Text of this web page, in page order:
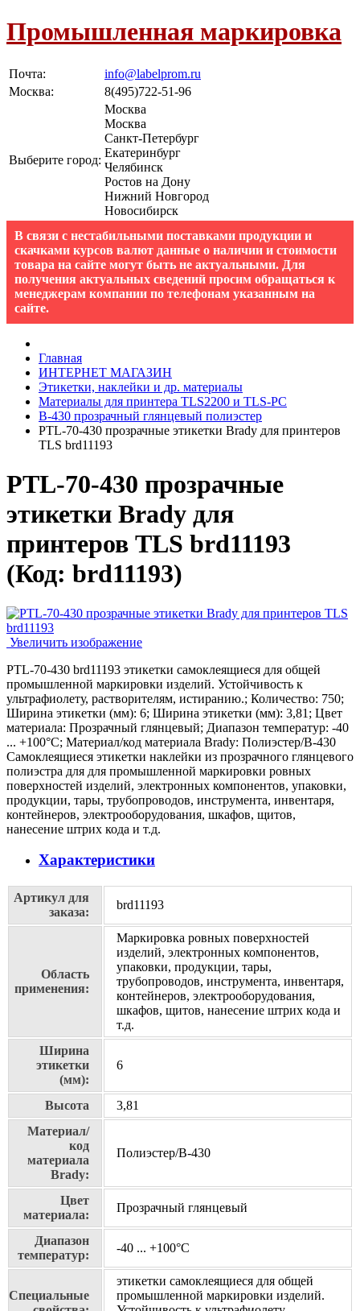
Промышленная маркировка
Почта:
info@labelprom.ru
Москва: 8(495)722-51-96
Выберите город:
Москва
Москва
Санкт-Петербург
Екатеринбург
Челябинск
Ростов на Дону
Нижний Новгород
Новосибирск
В связи с нестабильными поставками продукции и
скачками курсов валют данные о наличии и стоимости
товара на сайте могут быть не актуальными. Для
получения актуальных сведений просим обращаться к
менеджерам компании по телефонам указанным на
сайте.
Главная
ИНТЕРНЕТ МАГАЗИН
Этикетки, наклейки и др. материалы
Материалы для принтера TLS2200 и TLS-PC
B-430 прозрачный глянцевый полиэстер
PTL-70-430 прозрачные этикетки Brady для принтеров
TLS brd11193
PTL-70-430 прозрачные
этикетки Brady для
принтеров TLS brd11193
(Код: brd11193)
Увеличить изображение
PTL-70-430 brd11193 этикетки самоклеящиеся для общей
промышленной маркировки изделий. Устойчивость к
ультрафиолету, растворителям, истиранию.; Количество: 750;
Ширина этикетки (мм): 6; Ширина этикетки (мм): 3,81; Цвет
материала: Прозрачный глянцевый; Диапазон температур: -40
... +100°С; Материал/код материала Brady: Полиэстер/В-430
Самоклеящиеся этикетки наклейки из прозрачного глянцевого
полиэстра для для промышленной маркировки ровных
поверхностей изделий, электронных компонентов, упаковки,
продукции, тары, трубопроводов, инструмента, инвентаря,
контейнеров, электрооборудования, шкафов, щитов,
нанесение штрих кода и т.д.
Характеристики
Артикул для
заказа:
brd11193
Область
применения:
Маркировка ровных поверхностей
изделий, электронных компонентов,
упаковки, продукции, тары,
трубопроводов, инструмента, инвентаря,
контейнеров, электрооборудования,
шкафов, щитов, нанесение штрих кода и
т.д.
Ширина
этикетки
(мм):
6
Высота
3,81
Материал/
код
материала
Brady:
Полиэстер/В-430
Цвет
материала:
Прозрачный глянцевый
Диапазон
температур:
-40 ... +100°С
Специальные
этикетки самоклеящиеся для общей
промышленной маркировки изделий.